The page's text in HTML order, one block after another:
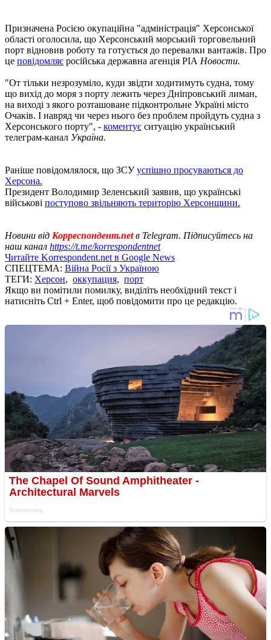
Призначена Росією окупаційна "адміністрація" Херсонської
області оголосила, що Херсонський морський торговельний
порт відновив роботу та готується до перевалки вантажів. Про
це повідомляє російська державна агенція РІА Новости.
"От тільки незрозуміло, куди звідти ходитимуть судна, тому
що вихід до моря з порту лежить через Дніпровський лиман,
на виході з якого розташоване підконтрольне Україні місто
Очаків. І навряд чи через нього без проблем пройдуть судна з
Херсонського порту", - коментує ситуацію український
телеграм-канал Україна.
Раніше повідомлялося, що ЗСУуспішно просуваються до
Херсона.
Президент Володимир Зеленський заявив, що українські
військові поступово звільняють територію Херсонщини.
Новини від Корреспондент.netв Telegram. Підписуйтесь на
наш канал https://t.me/korrespondentnet
Читайте Korrespondent.net в Google News
СПЕЦТЕМА: Війна Росії з Україною
ТЕГИ: Херсон, оккупация, порт
Якщо ви помітили помилку, виділіть необхідний текст і
натисніть Ctrl + Enter, щоб повідомити про це редакцію.